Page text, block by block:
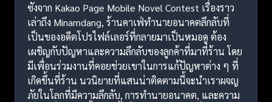
ซังจาก Kakao Page Mobile Novel Contest เรื่องราว
เล่าถึง Minamdang, ร้านคาเฟ่ทำนายอนาคตลึกลับที่
เป็นของอดีตโปรไฟล์เลอร์ที่กลายมาเป็นหมอดู ต้อง
เผชิญกับปัญหาและความลึกลับของลูกค้าที่มาที่ร้าน โดย
มีเพื่อนร่วมงานที่คอยช่วยเขาในการแก้ปัญหาต่าง ๆ ที่
เกิดขึ้นที่ร้าน นวนิยายที่แสนน่าติดตามนี้จะนำเราผจญ
ภัยในโลกที่มีความลึกลับ, การทำนายอนาคต, และความ